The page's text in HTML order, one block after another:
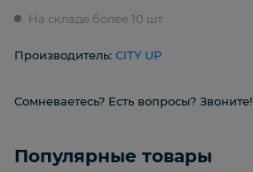
На складе более 10 шт.
Производитель: CITY UP
Сомневаетесь? Есть вопросы? Звоните!
Популярные товары